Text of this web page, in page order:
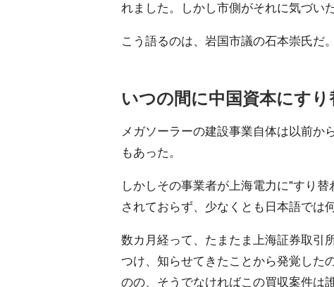
れました。しかし市側がそれに気づい
こう語るのは、岩国市議の石本崇氏だ。
いつの間に中国資本にすり
メガソーラーの建設事業自体は以前か
もあった。
しかしその事業者が上海電力に"すり
されておらず、少なくとも日本語では
数カ月経って、たまたま上海証券取引
つけ、知らせてきたことから発覚した
のの、そうでなければこの買収案件は